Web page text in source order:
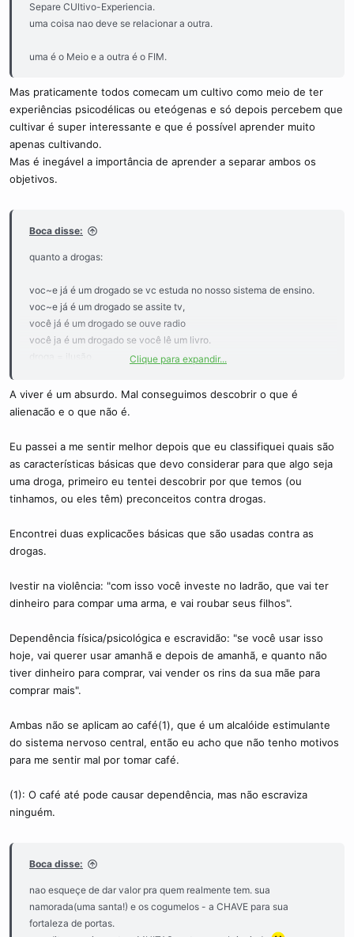
Separe CUltivo-Experiencia.
uma coisa nao deve se relacionar a outra.
uma é o Meio e a outra é o FIM.
Mas praticamente todos comecam um cultivo como meio de ter
experiências psicodélicas ou eteógenas e só depois percebem que
cultivar é super interessante e que é possível aprender muito
apenas cultivando.
Mas é inegável a importância de aprender a separar ambos os
objetivos.
Boca disse:
quanto a drogas:
voc~e já é um drogado se vc estuda no nosso sistema de ensino.
voc~e já é um drogado se assite tv,
você já é um drogado se ouve radio
você ja é um drogado se você lê um livro.
somos uma sociedade ALIENADA certo? aliebnaçao leva a
fanatismo (px. CRISTIANISMO) fanatismo é a mais forte das drogas
de controle em um mundo onde tudo é CAOTICO.
Clique para expandir...
A viver é um absurdo. Mal conseguimos descobrir o que é
alienacão e o que não é.
Eu passei a me sentir melhor depois que eu classifiquei quais são
as características básicas que devo considerar para que algo seja
uma droga, primeiro eu tentei descobrir por que temos (ou
tinhamos, ou eles têm) preconceitos contra drogas.
Encontrei duas explicacões básicas que são usadas contra as
drogas.
Ivestir na violência: "com isso você investe no ladrão, que vai ter
dinheiro para compar uma arma, e vai roubar seus filhos".
Dependência física/psicológica e escravidão: "se você usar isso
hoje, vai querer usar amanhã e depois de amanhã, e quanto não
tiver dinheiro para comprar, vai vender os rins da sua mãe para
comprar mais".
Ambas não se aplicam ao café(1), que é um alcalóide estimulante
do sistema nervoso central, então eu acho que não tenho motivos
para me sentir mal por tomar café.
(1): O café até pode causar dependência, mas não escraviza
ninguém.
Boca disse:
nao esqueçe de dar valor pra quem realmente tem. sua
namorada(uma santa!) e os cogumelos - a CHAVE para sua
fortaleza de portas.